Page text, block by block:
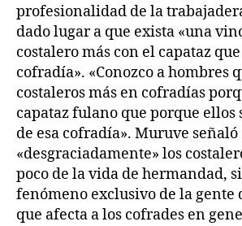
profesionalidad de la
dado lugar a que exista «una
costalero más con el capataz
cofradía». «Conozco a hombres
costaleros más en cofradías
capataz fulano que porque ellos
de esa cofradía». Muruve señaló
«desgraciadamente» los
poco de la vida de hermandad,
fenómeno exclusivo de la gente
que afecta a los cofrades en